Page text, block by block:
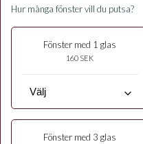
Hur många fönster vill du putsa?
Fönster med 1 glas
160 SEK
keyboard_arrow_down
Fönster med 3 glas